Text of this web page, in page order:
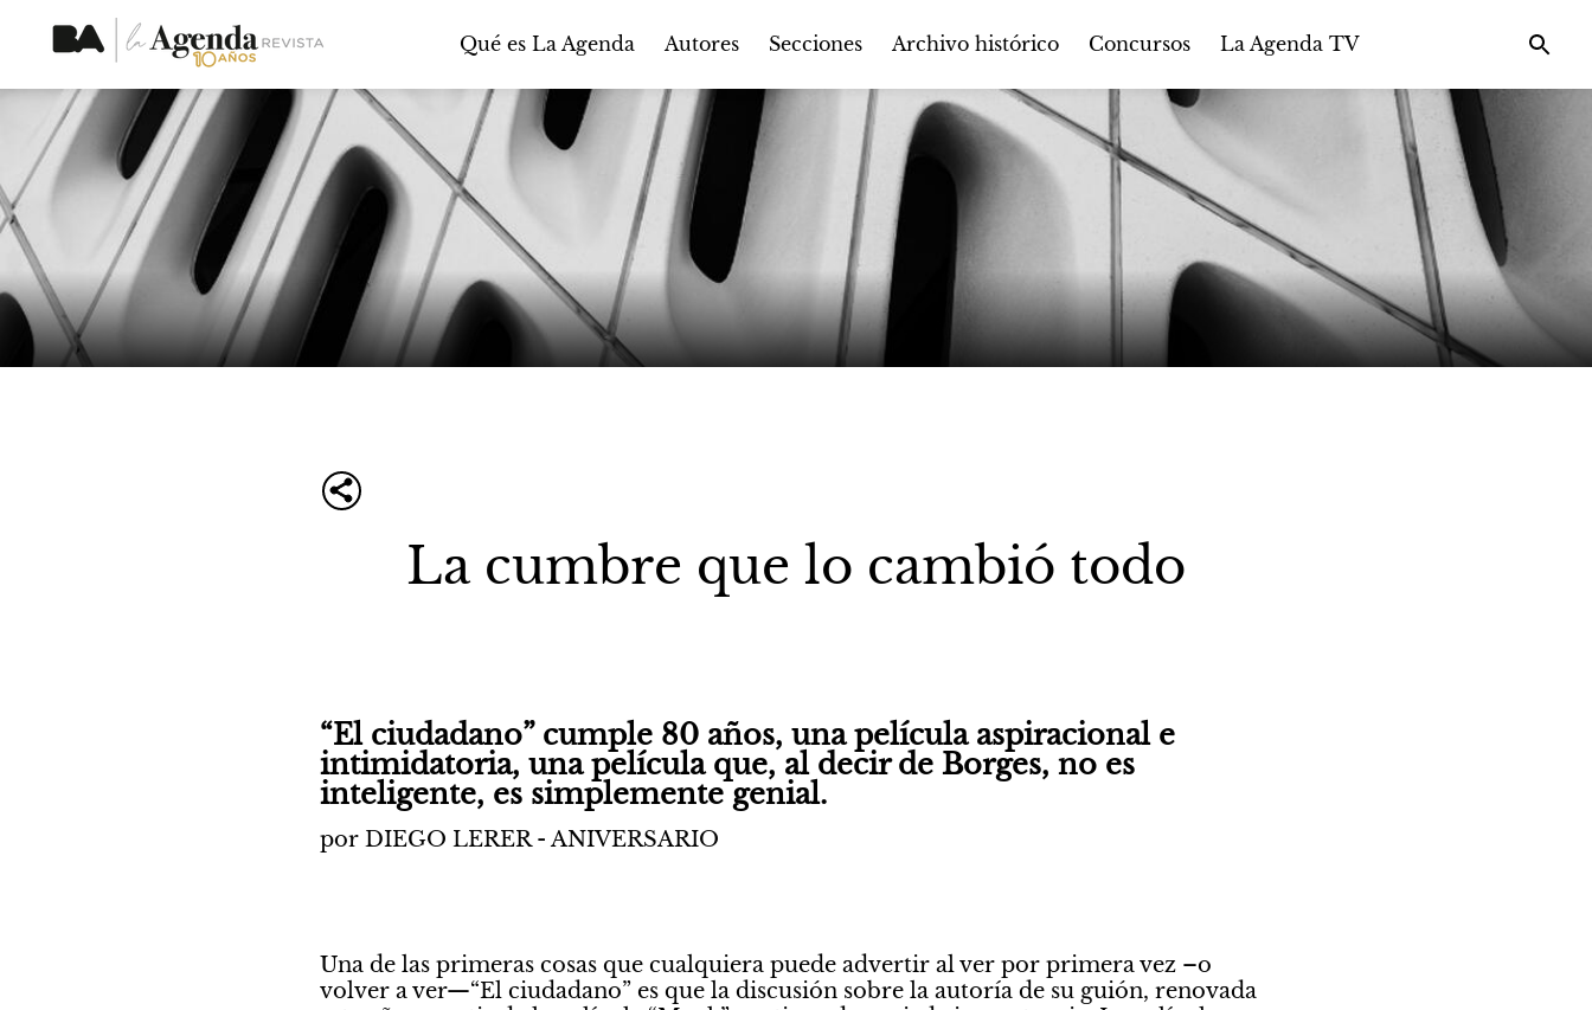
Qué es La Agenda Autores Secciones Archivo histórico Concursos La Agenda TV
La cumbre que lo cambió todo
“El ciudadano” cumple 80 años, una película aspiracional e
intimidatoria, una película que, al decir de Borges, no es
inteligente, es simplemente genial.
por DIEGO LERER - ANIVERSARIO
Una de las primeras cosas que cualquiera puede advertir al ver por primera vez –o
volver a ver—“El ciudadano” es que la discusión sobre la autoría de su guión, renovada